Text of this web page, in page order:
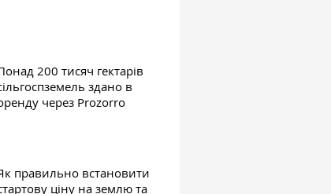
200 тисяч гектарів
здано в
через Prozorro
правильно встановити
ціну на землю та